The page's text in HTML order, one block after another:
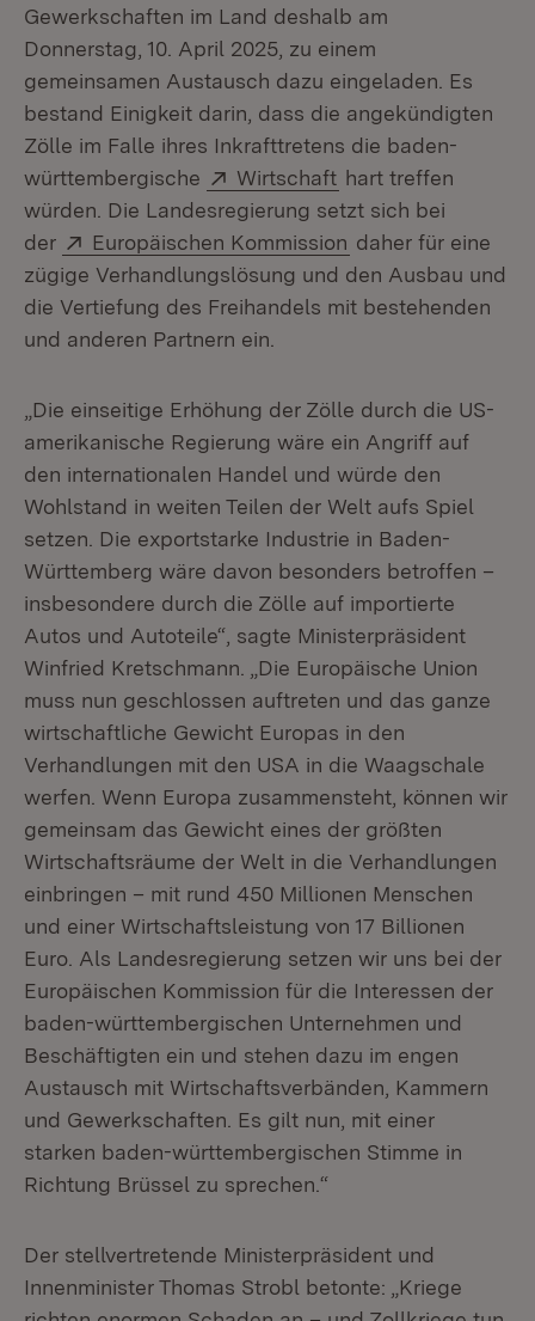
Gewerkschaften im Land deshalb am
Donnerstag, 10. April 2025, zu einem
gemeinsamen Austausch dazu eingeladen. Es
bestand Einigkeit darin, dass die angekündigten
Zölle im Falle ihres Inkrafttretens die baden-
württembergische
Extern:
Wirtschaft (Öffnet in neuem
hart treffen
würden. Die Landesregierung setzt sich bei
der
Extern:
Europäischen Kommission (Öffnet in neuem
daher für eine
zügige Verhandlungslösung und den Ausbau und
die Vertiefung des Freihandels mit bestehenden
und anderen Partnern ein.
„Die einseitige Erhöhung der Zölle durch die US-
amerikanische Regierung wäre ein Angriff auf
den internationalen Handel und würde den
Wohlstand in weiten Teilen der Welt aufs Spiel
setzen. Die exportstarke Industrie in Baden-
Württemberg wäre davon besonders betroffen –
insbesondere durch die Zölle auf importierte
Autos und Autoteile“, sagte Ministerpräsident
Winfried Kretschmann. „Die Europäische Union
muss nun geschlossen auftreten und das ganze
wirtschaftliche Gewicht Europas in den
Verhandlungen mit den USA in die Waagschale
werfen. Wenn Europa zusammensteht, können wir
gemeinsam das Gewicht eines der größten
Wirtschaftsräume der Welt in die Verhandlungen
einbringen – mit rund 450 Millionen Menschen
und einer Wirtschaftsleistung von 17 Billionen
Euro. Als Landesregierung setzen wir uns bei der
Europäischen Kommission für die Interessen der
baden-württembergischen Unternehmen und
Beschäftigten ein und stehen dazu im engen
Austausch mit Wirtschaftsverbänden, Kammern
und Gewerkschaften. Es gilt nun, mit einer
starken baden-württembergischen Stimme in
Richtung Brüssel zu sprechen.“
Der stellvertretende Ministerpräsident und
Innenminister Thomas Strobl betonte: „Kriege